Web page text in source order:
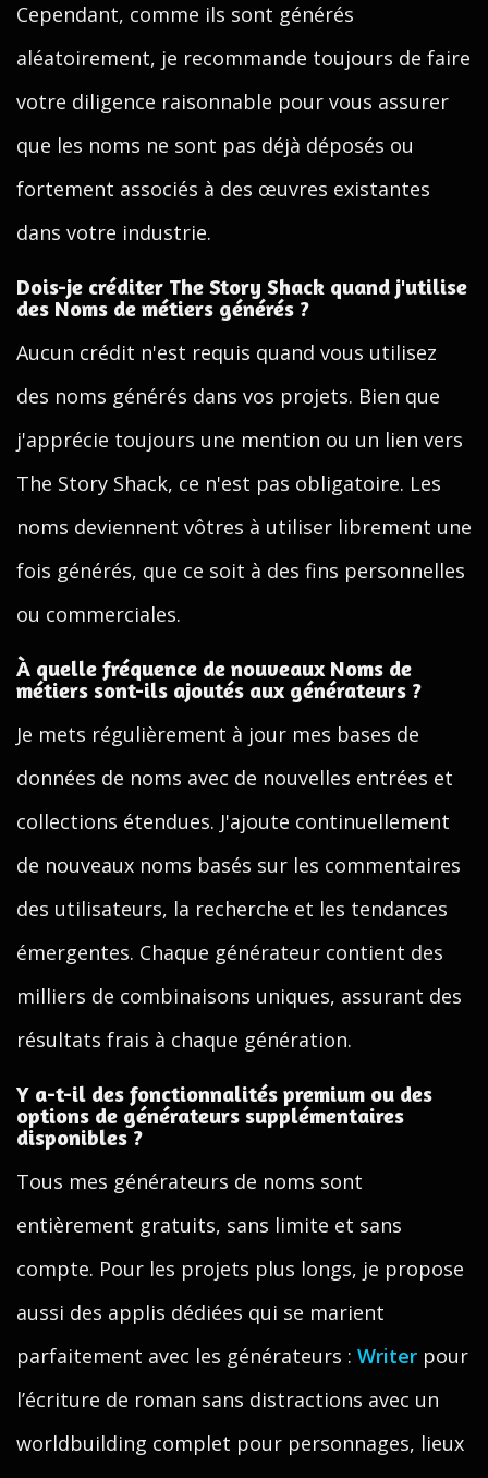
Cependant, comme ils sont générés
aléatoirement, je recommande toujours de faire
votre diligence raisonnable pour vous assurer
que les noms ne sont pas déjà déposés ou
fortement associés à des œuvres existantes
dans votre industrie.
Dois-je créditer The Story Shack quand j'utilise
des Noms de métiers générés ?
Aucun crédit n'est requis quand vous utilisez
des noms générés dans vos projets. Bien que
j'apprécie toujours une mention ou un lien vers
The Story Shack, ce n'est pas obligatoire. Les
noms deviennent vôtres à utiliser librement une
fois générés, que ce soit à des fins personnelles
ou commerciales.
À quelle fréquence de nouveaux Noms de
métiers sont-ils ajoutés aux générateurs ?
Je mets régulièrement à jour mes bases de
données de noms avec de nouvelles entrées et
collections étendues. J'ajoute continuellement
de nouveaux noms basés sur les commentaires
des utilisateurs, la recherche et les tendances
émergentes. Chaque générateur contient des
milliers de combinaisons uniques, assurant des
résultats frais à chaque génération.
Y a-t-il des fonctionnalités premium ou des
options de générateurs supplémentaires
disponibles ?
Tous mes générateurs de noms sont
entièrement gratuits, sans limite et sans
compte. Pour les projets plus longs, je propose
aussi des applis dédiées qui se marient
parfaitement avec les générateurs : Writer pour
l’écriture de roman sans distractions avec un
worldbuilding complet pour personnages, lieux